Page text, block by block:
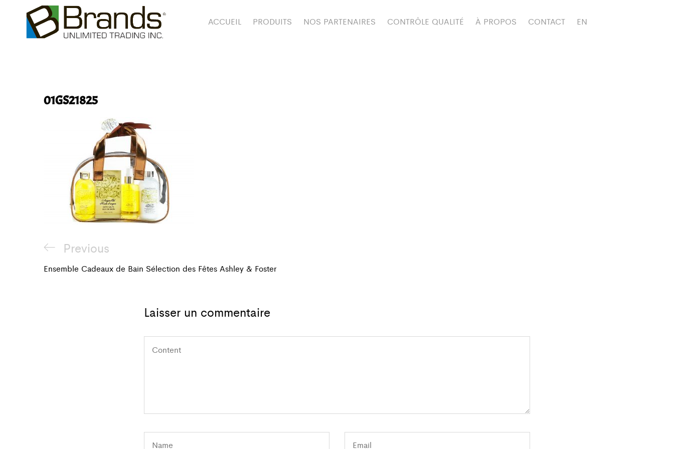
ACCUEIL PRODUITS NOS PARTENAIRES CONTRÔLE QUALITÉ À PROPOS CONTACT EN
01GS21825
Navigation
de
Previous
Post
Previous
Ensemble Cadeaux de Bain Sélection des Fêtes Ashley & Foster
Laisser un commentaire